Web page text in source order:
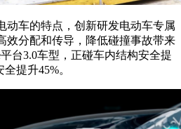
动车的特点，创新研发电动车专属
效分配和传导，降低碰撞事故带来
台3.0车型，正碰车内结构安全提
提升45%。